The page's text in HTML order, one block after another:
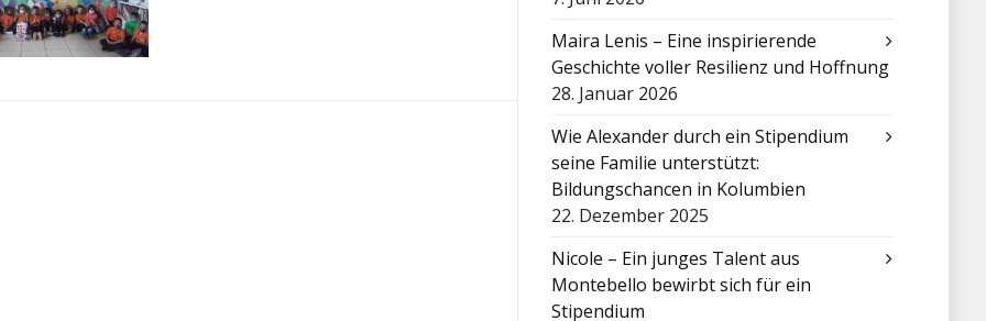
Maira Lenis – Eine inspirierende
Geschichte voller Resilienz und Hoffnung
28. Januar 2026
Wie Alexander durch ein Stipendium
seine Familie unterstützt:
Bildungschancen in Kolumbien
22. Dezember 2025
Nicole – Ein junges Talent aus
Montebello bewirbt sich für ein
Stipendium